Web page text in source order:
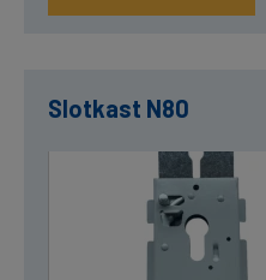
Slotkast N80